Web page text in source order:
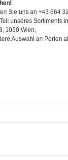
Sie uns an +43 664
unseres Sortiments
1050 Wien,
Auswahl an Perlen